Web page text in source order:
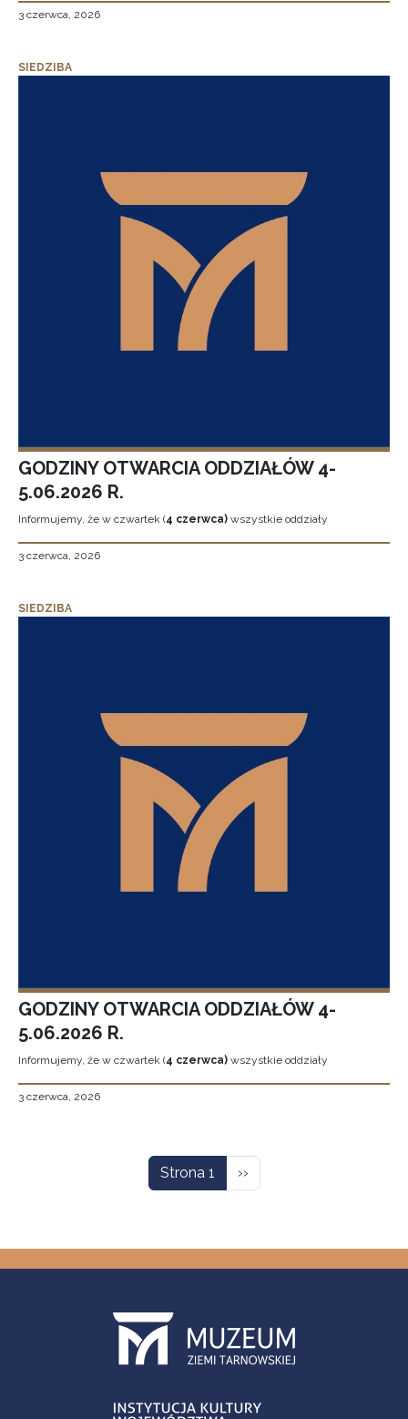
3 czerwca, 2026
SIEDZIBA
GODZINY OTWARCIA ODDZIAŁÓW 4-
5.06.2026 R.
Informujemy, że w czwartek (4 czerwca) wszystkie oddziały
3 czerwca, 2026
SIEDZIBA
GODZINY OTWARCIA ODDZIAŁÓW 4-
5.06.2026 R.
Informujemy, że w czwartek (4 czerwca) wszystkie oddziały
3 czerwca, 2026
Strona 1 Następna strona
››